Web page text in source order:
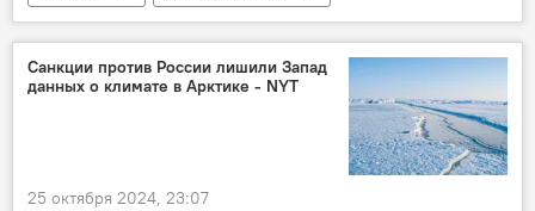
БРИКС
Аналитика
Санкции против России лишили Запад
данных о климате в Арктике - NYT
25 октября 2024, 23:07